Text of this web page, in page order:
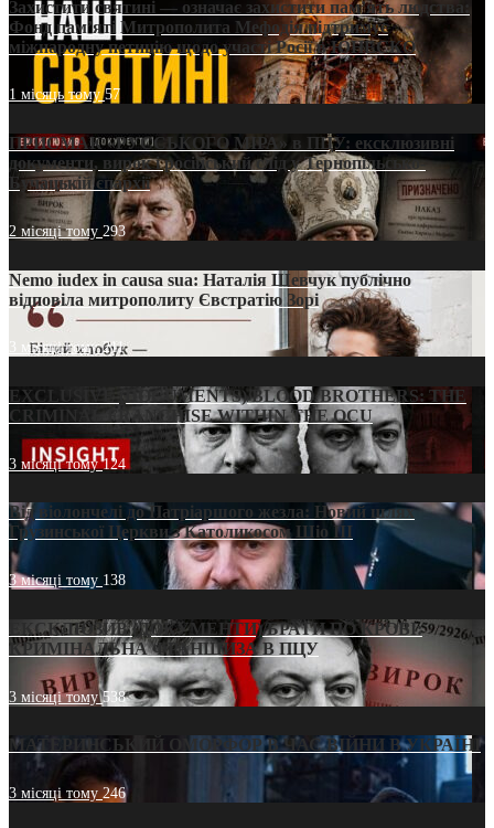
Захистити святині — означає захистити пам’ять людства:
Фонд пам’яті Митрополита Мефодія підтримує
міжнародну петицію щодо участі Росії в ЮНЕСКО
1 місяць тому57
ПРИСМАК «РУССЬКОГО МІРА» в ПЦУ: ексклюзивні
документи, вирок і російський слід у Тернопільсько-
Бучацькій єпархії
2 місяці тому 293
Nemo iudex in causa sua: Наталія Шевчук публічно
відповіла митрополиту Євстратію Зорі
3 місяці тому211
EXCLUSIVE (DOCUMENTS)/BLOOD BROTHERS: THE
CRIMINAL FRANCHISE WITHIN THE OCU
3 місяці тому124
Від віолончелі до Патріаршого жезла: Новий шлях
Грузинської Церкви з Католикосом Шіо III
3 місяці тому 138
ЕКСКЛЮЗИВ (ДОКУМЕНТИ)/БРАТИ ПО КРОВІ:
КРИМІНАЛЬНА ФРАНШИЗА В ПЦУ
3 місяці тому538
МАТЕРИНСЬКИЙ ОМОРФОР В ЧАС ВІЙНИ В УКРАЇНІ
3 місяці тому246